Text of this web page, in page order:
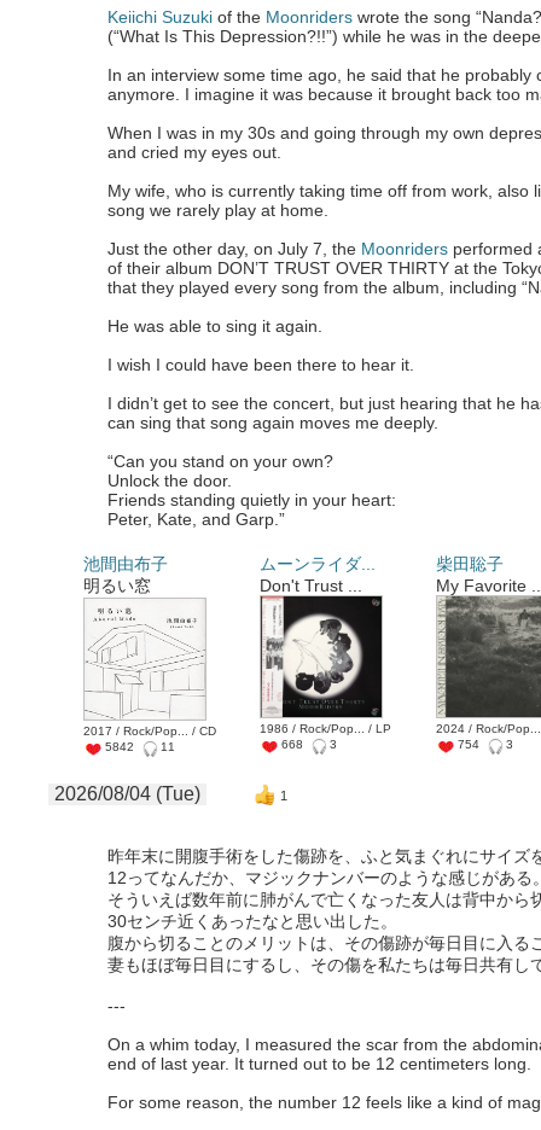
Keiichi Suzuki of the Moonriders wrote the song
(“What Is This Depression?!!”) while he was in the
In an interview some time ago, he said that he probably
anymore. I imagine it was because it brought back too
When I was in my 30s and going through my own
and cried my eyes out.
My wife, who is currently taking time off from work, also
song we rarely play at home.
Just the other day, on July 7, the Moonriders performed
of their album DON’T TRUST OVER THIRTY at the
that they played every song from the album, including
He was able to sing it again.
I wish I could have been there to hear it.
I didn’t get to see the concert, but just hearing that he
can sing that song again moves me deeply.
“Can you stand on your own?
Unlock the door.
Friends standing quietly in your heart:
Peter, Kate, and Garp.”
池間由布子
明るい窓
2017 / Rock/Pop... / CD
5842
11
ムーンライダ...
Don't Trust ...
1986 / Rock/Pop... / LP
668
3
柴田聡子
My Favorite
2024 / Rock/
754
3
2026/08/04 (Tue) 1
昨年末に開腹手術をした傷跡を、ふと気まぐれにサイズ
12ってなんだか、マジックナンバーのような感じがある
そういえば数年前に肺がんで亡くなった友人は背中から
30センチ近くあったなと思い出した。
腹から切ることのメリットは、その傷跡が毎日目に入る
妻もほぼ毎日目にするし、その傷を私たちは毎日共有し
---
On a whim today, I measured the scar from the
end of last year. It turned out to be 12 centimeters long.
For some reason, the number 12 feels like a kind of